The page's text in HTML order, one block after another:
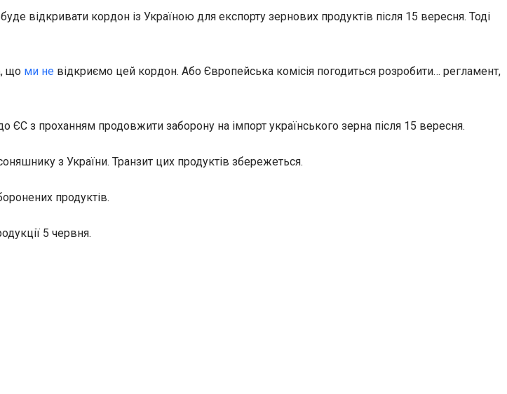
відкривати кордон із Україною для експорту зернових продуктів після 15 вересня. Тоді
що ми не відкриємо цей кордон. Або Європейська комісія погодиться розробити… регламент,
з проханням продовжити заборону на імпорт українського зерна після 15 вересня.
з України. Транзит цих продуктів збережеться.
продуктів.
5 червня.